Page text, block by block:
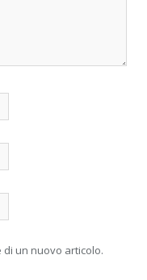
un nuovo articolo.